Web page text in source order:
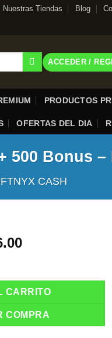
Nuestras Tiendas Blog
ACCEDER /
PRODUCTOS
OFERTAS DEL DIA
500 Bonus –
CASH
+ 500 Bonus – Perú
CARRITO
COMPRA